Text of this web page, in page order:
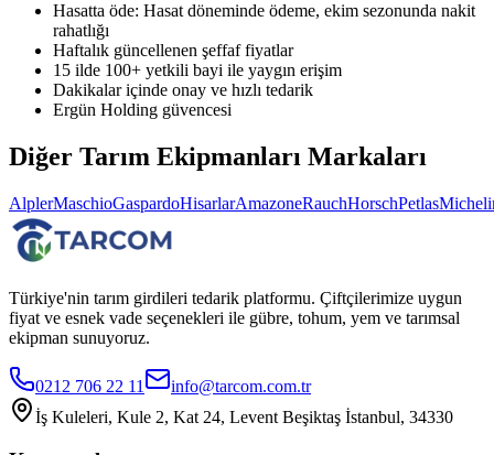
Hasatta öde: Hasat döneminde ödeme, ekim sezonunda nakit
rahatlığı
Haftalık güncellenen şeffaf fiyatlar
15 ilde 100+ yetkili bayi ile yaygın erişim
Dakikalar içinde onay ve hızlı tedarik
Ergün Holding güvencesi
Diğer Tarım Ekipmanları Markaları
AlplerMaschioGaspardoHisarlarAmazoneRauchHorschPetlas
Türkiye'nin tarım girdileri tedarik platformu. Çiftçilerimize uygun
fiyat ve esnek vade seçenekleri ile gübre, tohum, yem ve tarımsal
ekipman sunuyoruz.
0212 706 22 11
info@tarcom.com.tr
İş Kuleleri, Kule 2, Kat 24, Levent Beşiktaş İstanbul, 34330